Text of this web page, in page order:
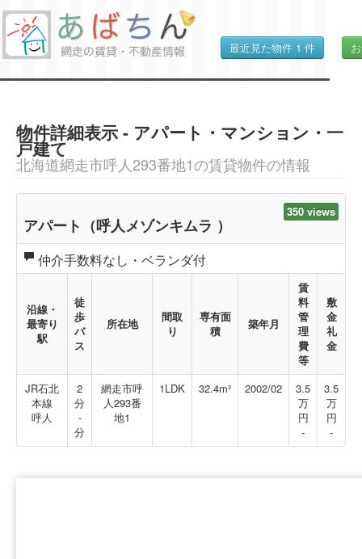
最近見た物件 1 件
物件詳細表示 - アパート・マンション・一
戸建て
北海道網走市呼人293番地1の賃貸物件の情報
350 views
アパート（呼人メゾンキムラ ）
仲介手数料なし・ベランダ付
沿線・
最寄り
駅
徒
歩
バ
ス
所在地
間取
り
専有面
積
築年月
賃
料
管
理
費
等
敷
金
礼
金
JR石北
本線
呼人
2
分
-
分
網走市呼
人293番
地1
1LDK 32.4m² 2002/02
3.5
万
円
-
3.5
万
円
-